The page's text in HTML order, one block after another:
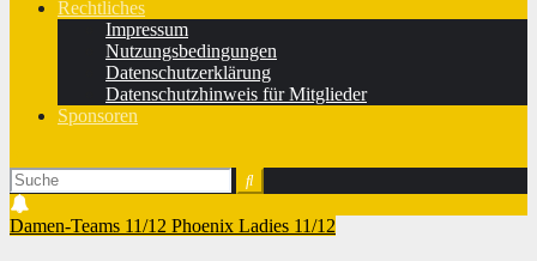
Rechtliches
Impressum
Nutzungsbedingungen
Datenschutzerklärung
Datenschutzhinweis für Mitglieder
Sponsoren
Damen-Teams 11/12 Phoenix Ladies 11/12